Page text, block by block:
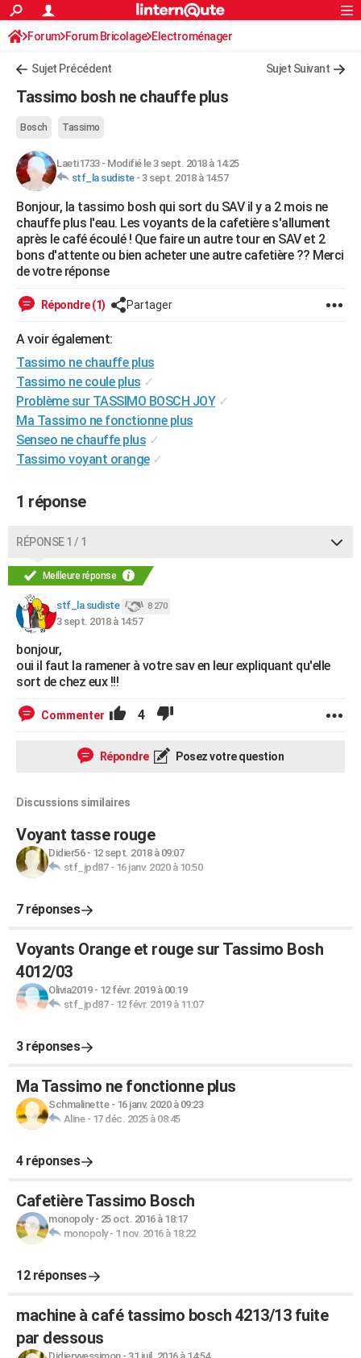
ACTUALITÉS
Politique
Société
Faits Divers
Education
Monde
Villes
+
AUTO
Essais
Réserver un essai
Citadines
Berlines
SUV
Forum auto
+HIGH-TECH
Mobiles
Meilleur smartphone
Internet
Ordinateurs
Jeux vidéo
Guide high-tech
+BRICOLAGE
Forum
Aménagement intérieur
Extérieur
Cuisine
Salle de bains
Jardinage
Rangement
WEEK-END
Guides de France
Escapades
Patrimoine
Expositions
Musées
Week-end nature
+
Art de vivre
Bien-être
Loisirs
Mode
Modes de vie
SANTE
Alimentation
Guide de la santé
Maladies
Médicaments
Sommeil
Destinations
City break
Voyage nature
Voyage de noces
Forum
Climat
+PHOTO
GUIDES D'ACHAT
BONS PLANS
Carte de Noël
Carte Bonne année
Carte Saint-Valentin
Carte Pâques
Carte d'anniversaire
DICTIONNAIRE
Dictionnaire
Biographies
Citations
Expressions
Proverbes
PROGRAMME TV
COPAINS D'AVANT
S'inscrire
Se connecter
Lycées
Collèges
Primaires
Universités
Entreprises
Service militaire
Avis de recherche
AVIS DE DÉCÈS
FORUM
Bricolage
Lifestyle
Culture
Sport
Auto
Television
Voyage
Cinema
S'inscrire
Connexion
Forum Forum Bricolage Electroménager
Sujet Précédent Sujet Suivant
Tassimo bosh ne chauffe plus
Bosch Tassimo
Laeti1733- Modifié le 3 sept. 2018 à 14:25
stf_la sudiste- 3 sept. 2018 à 14:57
Bonjour, la tassimo bosh qui sort du SAV il y a 2 mois ne
chauffe plus l'eau. Les voyants de la cafetière s'allument
après le café écoulé ! Que faire un autre tour en SAV et 2
bons d'attente ou bien acheter une autre cafetière ?? Merci
de votre réponse
Répondre (1) Partager
A voir également:
Tassimo ne chauffe plus
Tassimo ne coule plus ✓
Problème sur TASSIMO BOSCH JOY ✓
Ma Tassimo ne fonctionne plus
Senseo ne chauffe plus ✓
Tassimo voyant orange ✓
1 réponse
RÉPONSE 1 / 1
Meilleure réponse
stf_la sudiste 8 270
3 sept. 2018 à 14:57
bonjour,
oui il faut la ramener à votre sav en leur expliquant qu'elle
sort de chez eux !!!
Commenter 4
Répondre Posez votre question
Discussions similaires
Voyant tasse rouge
Didier56- 12 sept. 2018 à 09:07
stf_jpd87- 16 janv. 2020 à 10:50
7 réponses
Voyants Orange et rouge sur Tassimo Bosh
4012/03
Olivia2019- 12 févr. 2019 à 00:19
stf_jpd87- 12 févr. 2019 à 11:07
3 réponses
Ma Tassimo ne fonctionne plus
Schmalinette- 16 janv. 2020 à 09:23
Aline- 17 déc. 2025 à 08:45
4 réponses
Cafetière Tassimo Bosch
monopoly- 25 oct. 2016 à 18:17
monopoly- 1 nov. 2016 à 18:22
12 réponses
machine à café tassimo bosch 4213/13 fuite
par dessous